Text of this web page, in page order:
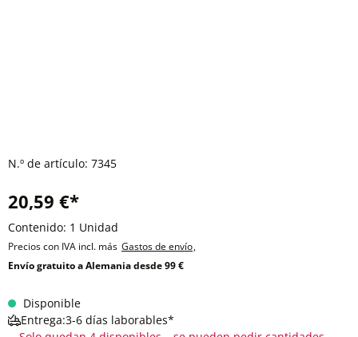
N.º de artículo: 7345
20,59 €*
Contenido: 1 Unidad
Precios con IVA incl. más Gastos de envío,
Envío gratuito a Alemania desde 99 €
Disponible
Entrega:3-6 días laborables*